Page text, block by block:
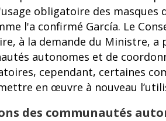
obligatoire des masques
l'a confirmé García. Le
à la demande du Ministre,
autonomes et de
cependant, certaines
en œuvre à nouveau
des communautés